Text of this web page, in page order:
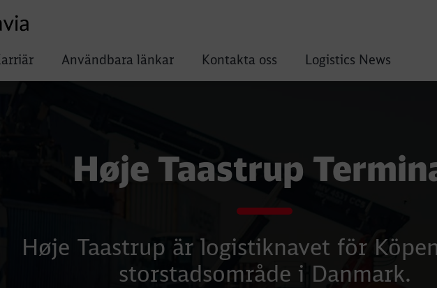
Användbara länkar Kontakta oss Logistics News
Høje Taastrup
Høje Taastrup är logistiknavet för
storstadsområde i Danmark.